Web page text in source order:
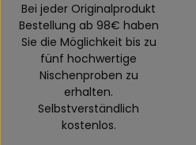
Bei jeder Originalprodukt
Bestellung ab 98€ haben
Sie die Möglichkeit bis zu
fünf hochwertige
Nischenproben zu
erhalten.
Selbstverständlich
kostenlos.